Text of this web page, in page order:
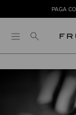
PAGA